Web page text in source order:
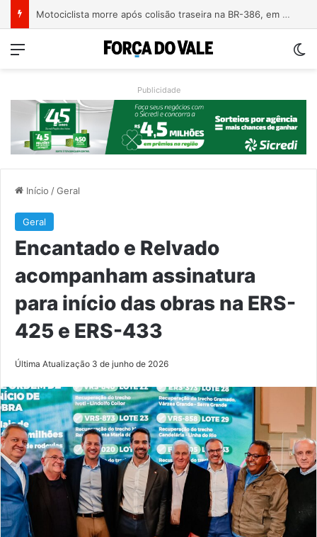
Motociclista morre após colisão traseira na BR-386, em Triunfo
Menu
Publicidade
Início /Geral
Geral
Encantado e Relvado
acompanham assinatura
para início das obras na ERS-
425 e ERS-433
Última Atualização 3 de junho de 2026